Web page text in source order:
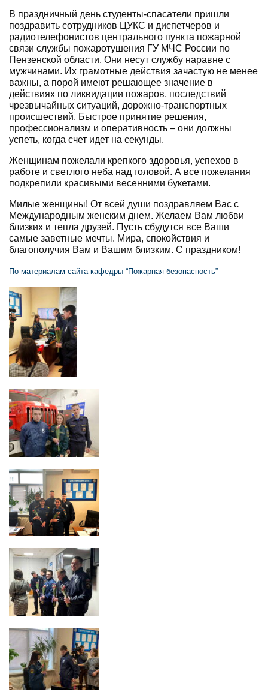
В праздничный день студенты-спасатели пришли
поздравить сотрудников ЦУКС и диспетчеров и
радиотелефонистов центрального пункта пожарной
связи службы пожаротушения ГУ МЧС России по
Пензенской области. Они несут службу наравне с
мужчинами. Их грамотные действия зачастую не менее
важны, а порой имеют решающее значение в
действиях по ликвидации пожаров, последствий
чрезвычайных ситуаций, дорожно-транспортных
происшествий. Быстрое принятие решения,
профессионализм и оперативность – они должны
успеть, когда счет идет на секунды.
Женщинам пожелали крепкого здоровья, успехов в
работе и светлого неба над головой. А все пожелания
подкрепили красивыми весенними букетами.
Милые женщины! От всей души поздравляем Вас с
Международным женским днем. Желаем Вам любви
близких и тепла друзей. Пусть сбудутся все Ваши
самые заветные мечты. Мира, спокойствия и
благополучия Вам и Вашим близким. С праздником!
По материалам сайта кафедры “Пожарная безопасность”